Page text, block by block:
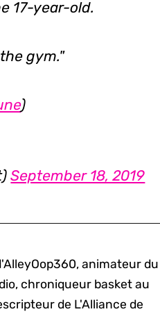
17-year-old.
gym."
)
September 18, 2019
animateur du
chroniqueur basket au
de L'Alliance de